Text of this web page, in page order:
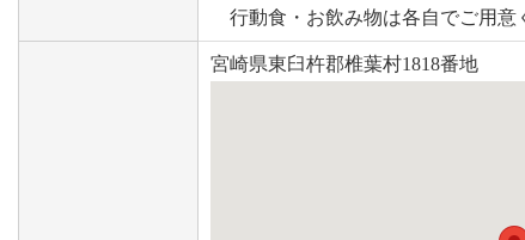
行動食・お飲み物は各自でご用意
宮崎県東臼杵郡椎葉村1818番地